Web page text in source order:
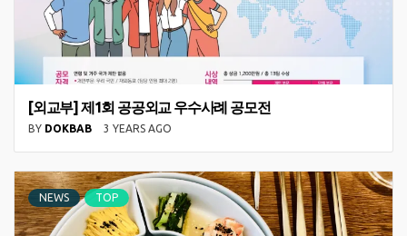
[외교부] 제1회 공공외교 우수사례 공모전
BY DOKBAB 3 YEARS AGO
NEWS TOP